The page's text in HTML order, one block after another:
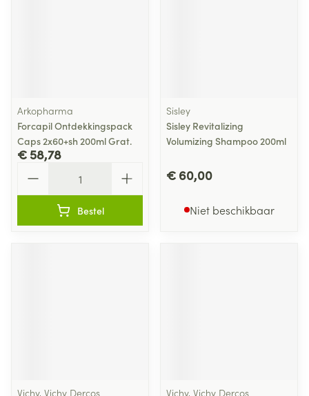
Arkopharma
Forcapil Ontdekkingspack
Caps 2x60+sh 200ml Grat.
€ 58,78
Bestel
Sisley
Sisley Revitalizing
Volumizing Shampoo 200ml
€ 60,00
Niet beschikbaar
Vichy, Vichy Dercos Vichy, Vichy Dercos